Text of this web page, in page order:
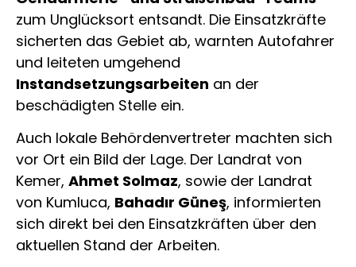
zum Unglücksort entsandt. Die Einsatzkräfte
sicherten das Gebiet ab, warnten Autofahrer
und leiteten umgehend
Instandsetzungsarbeiten an der
beschädigten Stelle ein.
Auch lokale Behördenvertreter machten sich
vor Ort ein Bild der Lage. Der Landrat von
Kemer, Ahmet Solmaz, sowie der Landrat
von Kumluca, Bahadır Güneş, informierten
sich direkt bei den Einsatzkräften über den
aktuellen Stand der Arbeiten.